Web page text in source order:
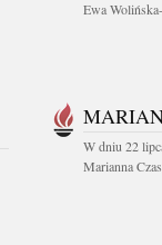
Ewa
W dniu 22
Marianna